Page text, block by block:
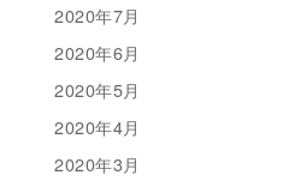
2020年7月
2020年6月
2020年5月
2020年4月
2020年3月